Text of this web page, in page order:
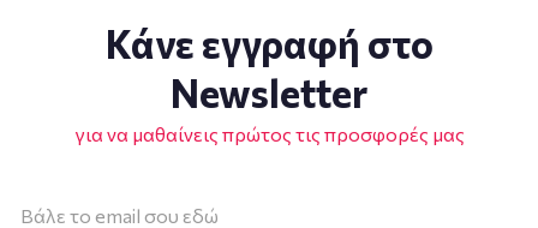
Κάνε εγγραφή στο
Newsletter
για να μαθαίνεις πρώτος τις προσφορές μας